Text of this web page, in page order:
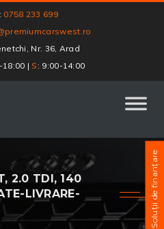
0758 233 699
Nr. 36, Arad
18:00 | S : 9:00-14:00
2.0 TDI, 140
LIVRARE-
Soluții de finanțare